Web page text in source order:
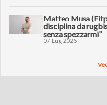
Matteo Musa
disciplina da
senza spezzarmi”
07 Lug 2026